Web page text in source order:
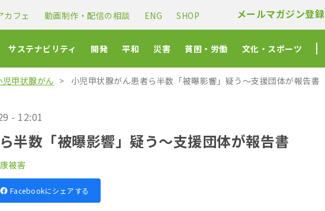
カフェ 動画制作・配信の相談 ENG SHOP メールマガジン登録
サステナビリティ 開発 平和 災害 貧困・労働 文化・スポーツ
児甲状腺がん 小児甲状腺がん患者ら半数「被曝影響」疑う〜支援団体が報告書
- 12:01
半数「被曝影響」疑う〜支援団体が報告書
被害
Facebookにシェアする